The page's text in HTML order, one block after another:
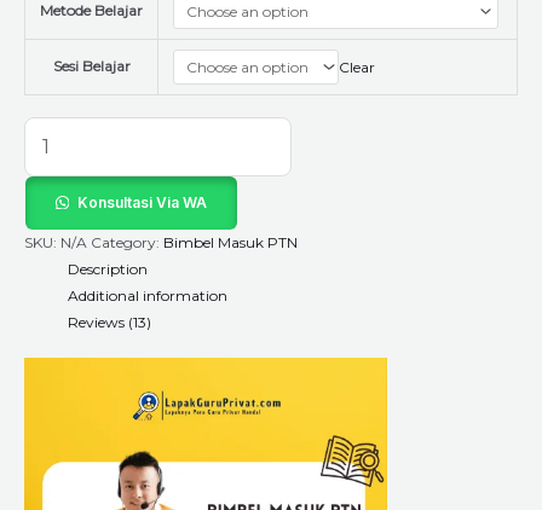
Metode Belajar
Sesi Belajar Clear
Konsultasi Via WA
SKU: N/A Category: Bimbel Masuk PTN
Description
Additional information
Reviews (13)